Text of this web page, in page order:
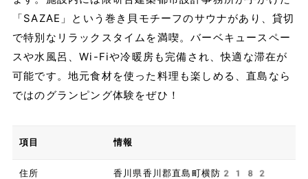
「SAZAE」という巻き貝モチーフのサウナがあり、貸切
で特別なリラックスタイムを満喫。バーベキュースペー
スや水風呂、Wi-Fiや冷暖房も完備され、快適な滞在が
可能です。地元食材を使った料理も楽しめる、直島なら
ではのグランピング体験をぜひ！
項目 情報
住所 香川県香川郡直島町横防2182